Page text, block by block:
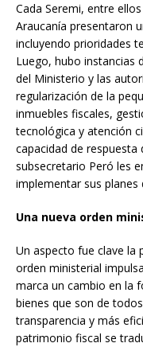
Cada Seremi, entre
Araucanía presentaron
incluyendo prioridades
Luego, hubo instancias
del Ministerio y las
regularización de la
inmuebles fiscales,
tecnológica y atención
capacidad de respuesta
subsecretario Peró les
implementar sus planes
Una nueva orden
Un aspecto fue clave la
orden ministerial
marca un cambio en la
bienes que son de
transparencia y más
patrimonio fiscal se